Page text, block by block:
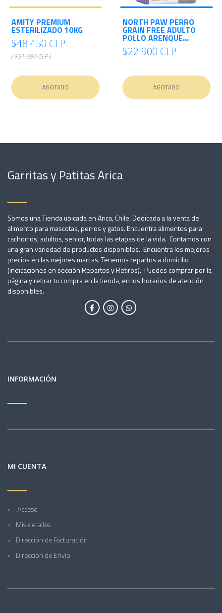
AMITY PREMIUM
ESTERILIZADO 10KG
$48.450 CLP
( $51.000 CLP )
AGOTADO
NORTH PAW PERRO
GRAIN FREE ADULTO
POLLO ARENQUE...
$22.900 CLP
AGOTADO
Garritas y Patitas Arica
Somos una Tienda ubicada en Arica, Chile. Dedicada a la venta de
alimento para mascotas, perros y gatos. Encuentra alimentos para
cachorros, adultos, senior, todas las etapas de la vida. Contamos con
una gran variedad de productos disponibles. Encuentra los mejores
precios en las mejores marcas. Tenemos repartos a domicilio
(indicaciones en sección Repartos y Retiros). Puedes comprar por la
página y retirar tu compra en la tienda, en los horarios de atención
disponibles.
INFORMACIÓN
MI CUENTA
Acceso
Mis detalles
Dirección de Facturación
Dirección de Envío